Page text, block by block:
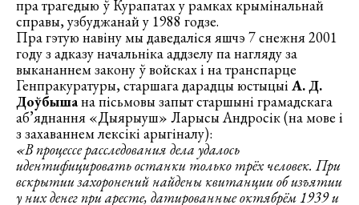
пра трагедыю ў Курапатах у рамках крымінальнай
справы, узбуджанай у 1988 годзе.
Пра гэтую навіну мы даведаліся яшчэ 7 снежня 2001
году з адказу начальніка аддзелу па нагляду за
выкананнем закону ў войсках і на транспарце
Генпракуратуры, старшага дарадцы юстыцыіА. Д.
Доўбышана пісьмовы запыт старшыні грамадскага
аб’яднання «Дыярыуш» Ларысы Андросік (на мове і
з захаваннем лексікі арыгіналу):
«В процессе расследования дела удалось
идентифицировать останки только трёх человек. При
вскрытии захоронений найдены квитанции об изъятии
у них денег при аресте, датированные октябрём 1939 и